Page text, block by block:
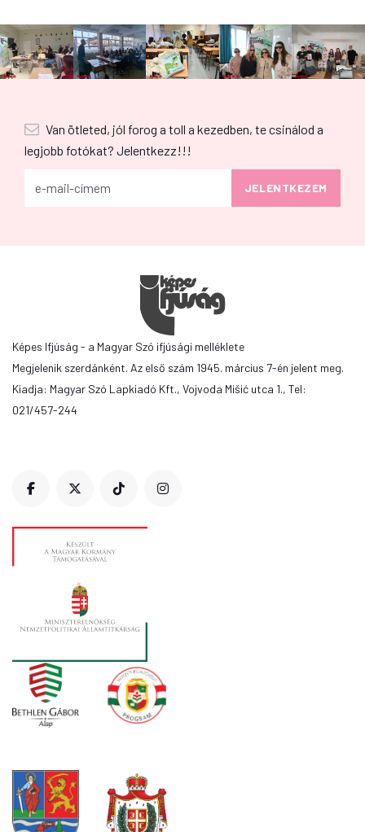
Van ötleted, jól forog a toll a kezedben, te csinálod a
legjobb fotókat? Jelentkezz!!!
Képes Ifjúság - a Magyar Szó ifjúsági melléklete
Megjelenik szerdánként. Az első szám 1945. március 7-én jelent meg.
Kiadja: Magyar Szó Lapkiadó Kft., Vojvoda Mišić utca 1., Tel:
021/457-244